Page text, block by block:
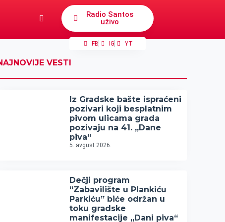
Radio Santos
uživo
FB IG YT
VESTI
Iz Gradske bašte ispraćeni
pozivari koji besplatnim
pivom ulicama grada
pozivaju na 41. „Dane
piva“
5. avgust 2026.
Dečji program
“Zabavilište u Plankiću
Parkiću” biće održan u
toku gradske
manifestacije „Dani piva“